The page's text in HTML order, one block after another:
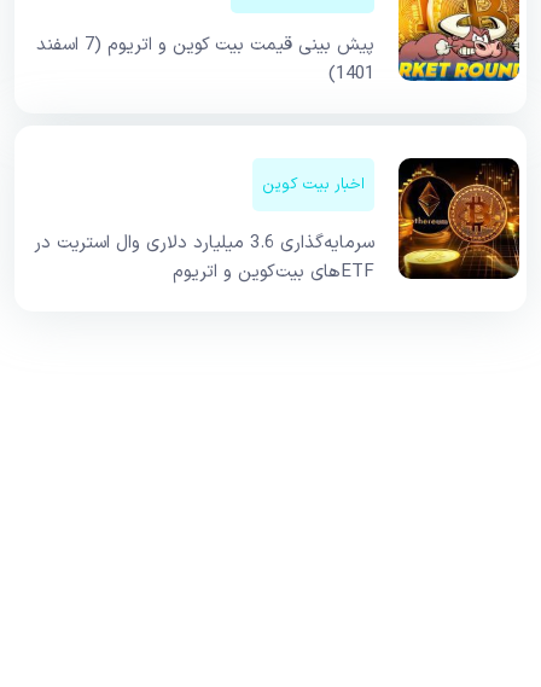
پیش بینی قیمت بیت کوین و اتریوم (7 اسفند
1401)
اخبار بیت کوین
سرمایه‌گذاری 3.6 میلیارد دلاری وال استریت در
ETFهای بیت‌کوین و اتریوم